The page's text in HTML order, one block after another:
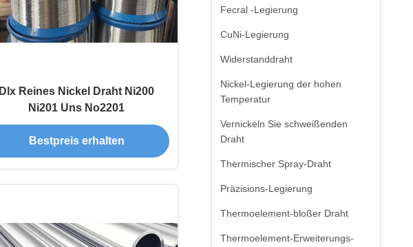
Fecral -Legierung
CuNi-Legierung
Widerstanddraht
Nickel-Legierung der hohen
Temperatur
Vernickeln Sie schweißenden
Draht
Thermischer Spray-Draht
Präzisions-Legierung
Thermoelement-bloßer Draht
Thermoelement-Erweiterungs-
Dlx Reines Nickel Draht Ni200
Ni201 Uns No2201
Bestpreis erhalten